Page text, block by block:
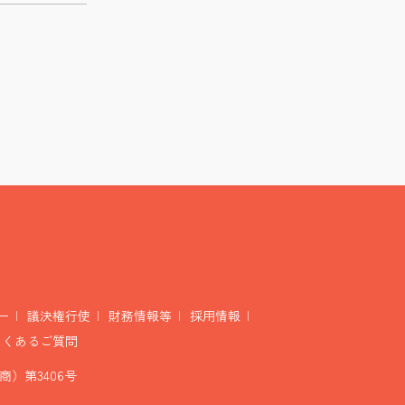
議決権行使 財務情報等
採用情報
あるご質問
）第3406号